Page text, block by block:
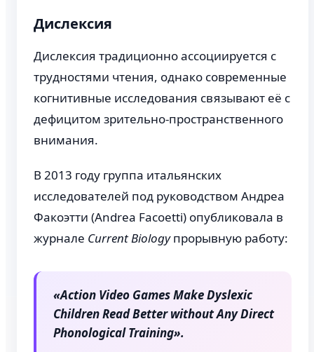
Дислексия
Дислексия традиционно ассоциируется с
трудностями чтения, однако современные
когнитивные исследования связывают её с
дефицитом зрительно-пространственного
внимания.
В 2013 году группа итальянских
исследователей под руководством Андреа
Факоэтти (Andrea Facoetti) опубликовала в
журнале Current Biologyпрорывную работу:
«Action Video Games Make Dyslexic
Children Read Better without Any Direct
Phonological Training».